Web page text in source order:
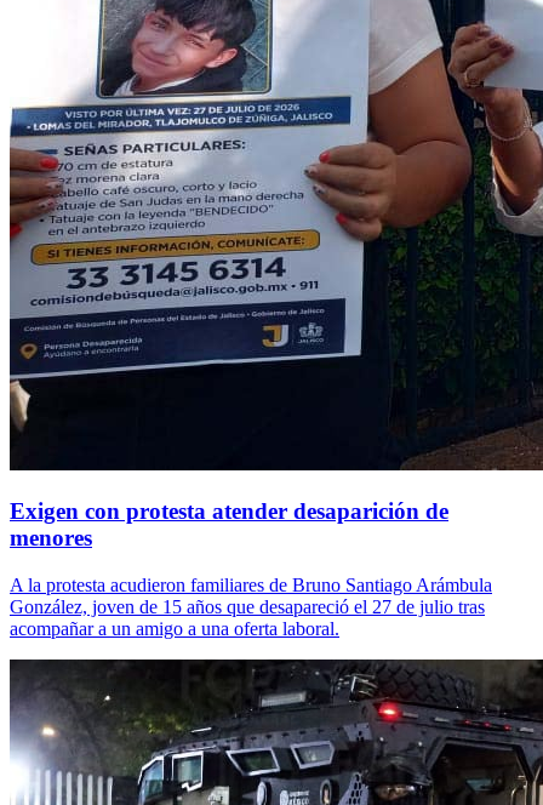
Exigen con protesta atender desaparición de
menores
A la protesta acudieron familiares de Bruno Santiago Arámbula
González, joven de 15 años que desapareció el 27 de julio tras
acompañar a un amigo a una oferta laboral.